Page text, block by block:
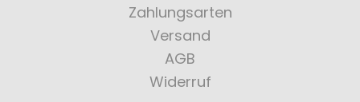
Zahlungsarten
Versand
AGB
Widerruf